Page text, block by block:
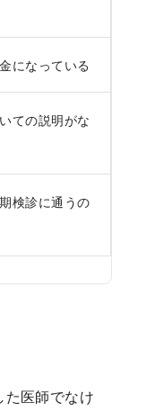
になっている
ての説明がな
検診に通うの
医師でなけ